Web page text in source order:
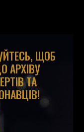
ЩОБ
АРХІВУ
ТА